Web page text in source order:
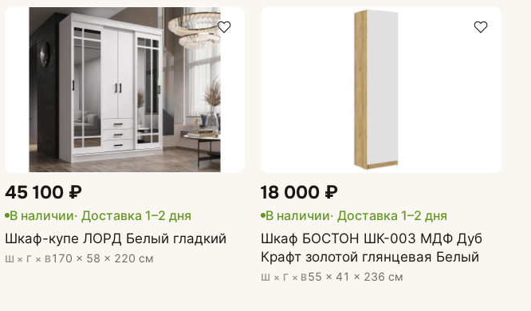
45 100 ₽
В наличии· Доставка 1–2 дня
Шкаф-купе ЛОРД Белый гладкий
Ш × Г × В170 × 58 × 220 см
18 000 ₽
В наличии· Доставка 1–2 дня
Шкаф БОСТОН ШК-003 МДФ Дуб
Крафт золотой глянцевая Белый
Ш × Г × В55 × 41 × 236 см